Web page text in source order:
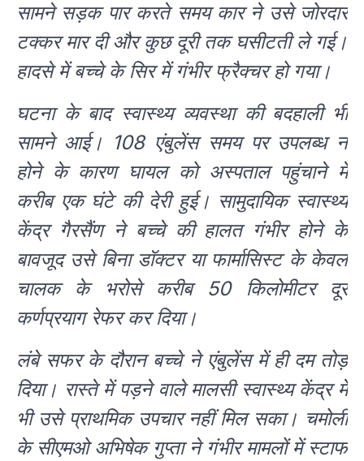
सामने सड़क पार करते समय कार ने उसे जोरदार
टक्कर मार दी और कुछ दूरी तक घसीटती ले गई।
हादसे में बच्चे के सिर में गंभीर फ्रैक्चर हो गया।
घटना के बाद स्वास्थ्य व्यवस्था की बदहाली भी
सामने आई। 108 एंबुलेंस समय पर उपलब्ध न
होने के कारण घायल को अस्पताल पहुंचाने में
करीब एक घंटे की देरी हुई। सामुदायिक स्वास्थ्य
केंद्र गैरसैंण ने बच्चे की हालत गंभीर होने के
बावजूद उसे बिना डॉक्टर या फार्मासिस्ट के केवल
चालक के भरोसे करीब 50 किलोमीटर दूर
कर्णप्रयाग रेफर कर दिया।
लंबे सफर के दौरान बच्चे ने एंबुलेंस में ही दम तोड़
दिया। रास्ते में पड़ने वाले मालसी स्वास्थ्य केंद्र में
भी उसे प्राथमिक उपचार नहीं मिल सका। चमोली
के सीएमओ अभिषेक गुप्ता ने गंभीर मामलों में स्टाफ